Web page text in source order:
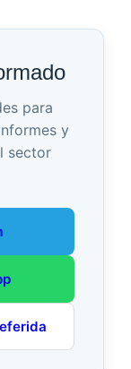
para
y
sector